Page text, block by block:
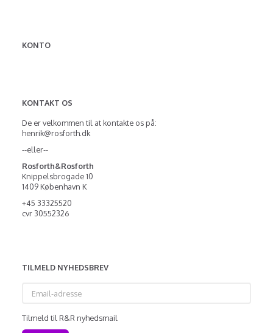
KONTO
KONTAKT OS
De er velkommen til at kontakte os på:
henrik@rosforth.dk
--eller--
Rosforth&Rosforth
Knippelsbrogade 10
1409 København K
+45 33325520
cvr 30552326
TILMELD NYHEDSBREV
adresse
Tilmeld til R&R nyhedsmail